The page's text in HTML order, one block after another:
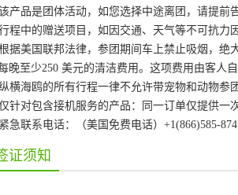
产品是团体活动，如您选择中途离团，请提
程中的赠送项目，如因交通、天气等不可抗
据美国联邦法律，参团期间车上禁止吸烟，
晚至少250 美元的清洁费用。这项费用由客人
横海鸥的所有行程一律不允许带宠物和动物参
针对包含接机服务的产品：同一订单仅提供
急联系电话：（美国免费电话）+1(866)585-
证须知